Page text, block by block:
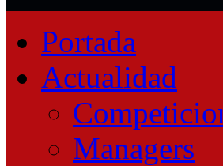
Portada
Actualidad
Managers